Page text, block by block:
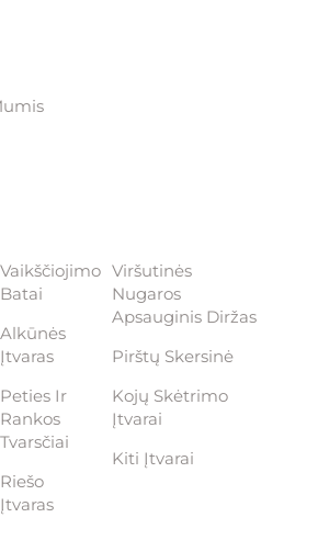
Vaikščiojimo
Batai
Alkūnės
Įtvaras
Peties Ir
Rankos
Tvarsčiai
Riešo
Įtvaras
Viršutinės
Nugaros
Apsauginis Diržas
Pirštų Skersinė
Kojų Skėtrimo
Įtvarai
Kiti Įtvarai